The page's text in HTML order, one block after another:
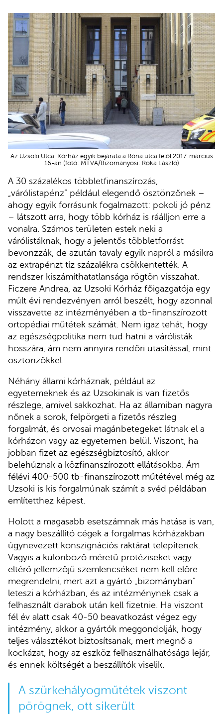
Az Uzsoki Utcai Kórház egyik bejárata a Róna utca felől 2017. március
16-án (fotó: MTVA/Bizományosi: Róka László)
A 30 százalékos többletfinanszírozás,
„várólistapénz” például elegendő ösztönzőnek –
ahogy egyik forrásunk fogalmazott: pokoli jó pénz
– látszott arra, hogy több kórház is ráálljon erre a
vonalra. Számos területen estek neki a
várólistáknak, hogy a jelentős többletforrást
bevonzzák, de azután tavaly egyik napról a másikra
az extrapénzt tíz százalékra csökkentették. A
rendszer kiszámíthatatlansága rögtön visszahat.
Ficzere Andrea, az Uzsoki Kórház főigazgatója egy
múlt évi rendezvényen arról beszélt, hogy azonnal
visszavette az intézményében a tb-finanszírozott
ortopédiai műtétek számát. Nem igaz tehát, hogy
az egészségpolitika nem tud hatni a várólisták
hosszára, ám nem annyira rendőri utasítással, mint
ösztönzőkkel.
Néhány állami kórháznak, például az
egyetemeknek és az Uzsokinak is van fizetős
részlege, amivel sakkozhat. Ha az államiban nagyra
nőnek a sorok, felpörgeti a fizetős részleg
forgalmát, és orvosai magánbetegeket látnak el a
kórházon vagy az egyetemen belül. Viszont, ha
jobban fizet az egészségbiztosító, akkor
belehúznak a közfinanszírozott ellátásokba. Ám
félévi 400-500 tb-finanszírozott műtétével még az
Uzsoki is kis forgalmúnak számít a svéd példában
említetthez képest.
Holott a magasabb esetszámnak más hatása is van,
a nagy beszállító cégek a forgalmas kórházakban
úgynevezett konszignációs raktárat telepítenek.
Vagyis a különböző méretű protéziseket vagy
eltérő jellemzőjű szemlencséket nem kell előre
megrendelni, mert azt a gyártó „bizományban”
leteszi a kórházban, és az intézménynek csak a
felhasznált darabok után kell fizetnie. Ha viszont
fél év alatt csak 40-50 beavatkozást végez egy
intézmény, akkor a gyártók meggondolják, hogy
teljes választékot biztosítsanak, mert megnő a
kockázat, hogy az eszköz felhasználhatósága lejár,
és ennek költségét a beszállítók viselik.
A szürkehályogműtétek viszont
pörögnek, ott sikerült